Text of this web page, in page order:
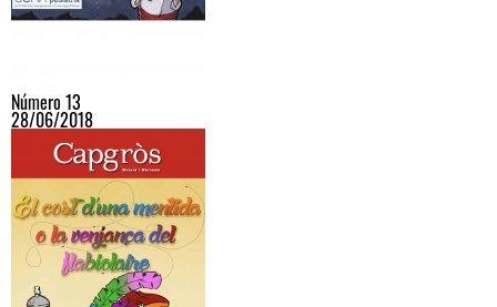
Número 13
28/06/2018